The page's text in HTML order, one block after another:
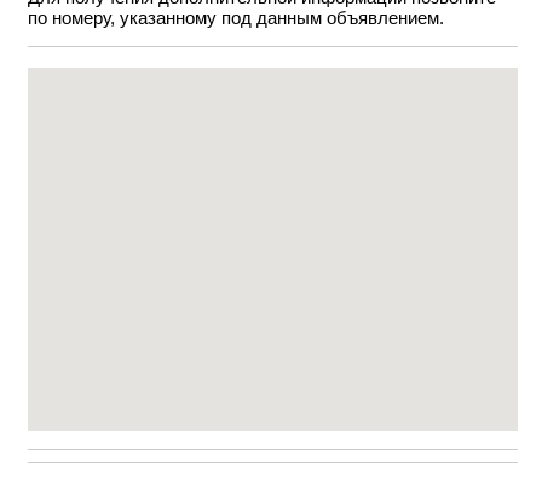
по номеру, указанному под данным объявлением.